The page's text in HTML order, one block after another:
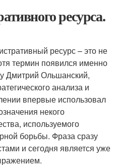
ресурса.
ресурс – это не
термин появился именно
Дмитрий Ольшанский,
анализа и
впервые использовал
некого
используемого
борьбы. Фраза сразу
и сегодня является уже